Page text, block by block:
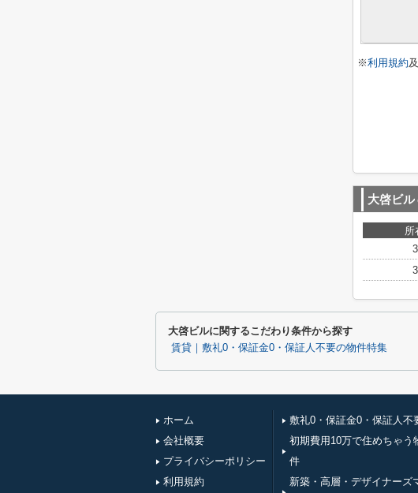
※利用規約
大啓ビル
所
大啓ビルに関するこだわり条件から探す
賃貸｜敷礼0・保証金0・保証人不要の物件特集
ホーム
会社概要
プライバシーポリシー
利用規約
敷礼0・保証金0・保証人不
初期費用10万で住めちゃう
件
新築・高層・デザイナーズ